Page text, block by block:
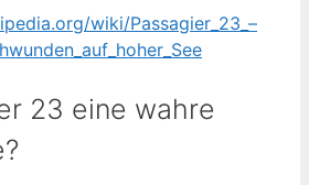
wiki/Passagier_23_–
23 eine wahre